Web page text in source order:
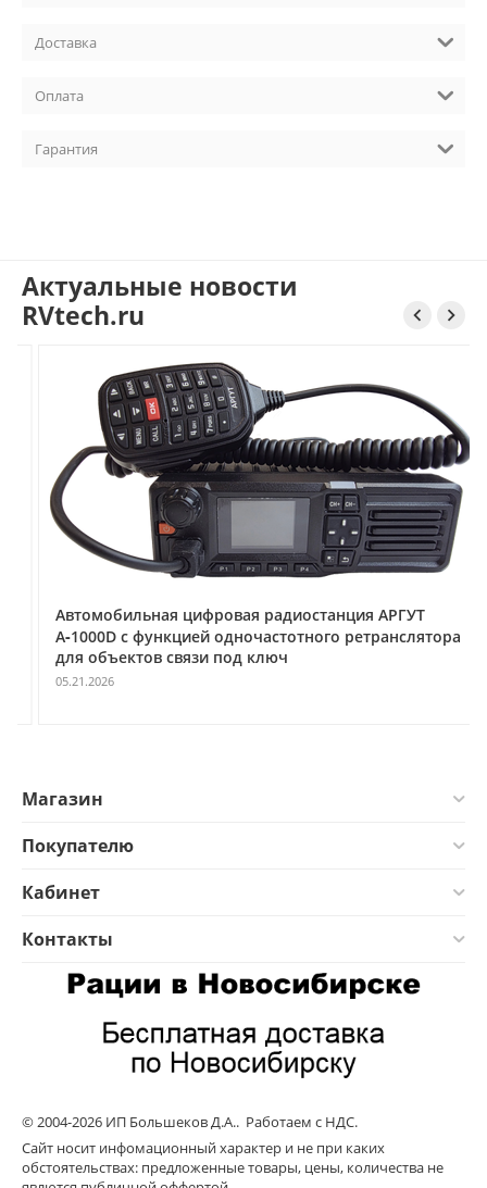
Доставка
Оплата
Гарантия
Актуальные новости
RVtech.ru
 
Автомобильная цифровая радиостанция АРГУТ
А‑1000D с функцией одночастотного ретранслятора
для объектов связи под ключ
05.21.2026
Магазин
Покупателю
Кабинет
Контакты
© 2004-2026 ИП Большеков Д.А.. Работаем с НДС.
Сайт носит инфомационный характер и не при каких
обстоятельствах: предложенные товары, цены, количества не